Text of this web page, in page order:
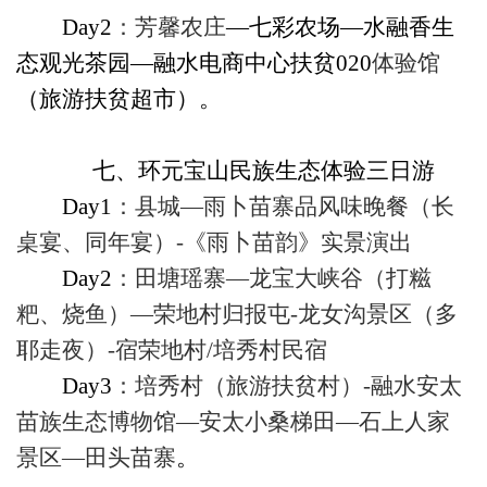
Day2 ：芳馨农庄—七彩农场—水融香生
态观光茶园—融水电商中心扶贫020体验馆
（旅游扶贫超市） 。
七、 环元宝山民族生态体验三日游
Day1 ：县城—雨卜苗寨品风味晚餐（长
桌宴、同年宴） -《雨卜苗韵》实景演出
Day2 ：田塘瑶寨—龙宝大峡谷（打糍
粑、烧鱼）—荣地村归报屯-龙女沟景区（多
耶走夜） -宿荣地村/培秀村民宿
Day3 ：培秀村（旅游扶贫村）-融水安太
苗族生态博物馆—安太小桑梯田—石上人家
景区—田头苗寨。